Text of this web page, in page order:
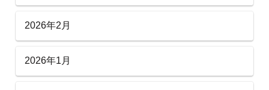
2026年2月
2026年1月